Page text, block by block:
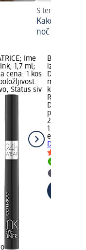
S tem trikom
Kako
noč čarovnic
Ime
1,7 ml;
cena: 1 kos
Status siv
Blagovna
izdelka:
Dip 24h
ml; Cena:
kos (2,90 €
Dobavljivo,
prodajalno
2,90 €
1 kos (2,90
essence
Dip 24h